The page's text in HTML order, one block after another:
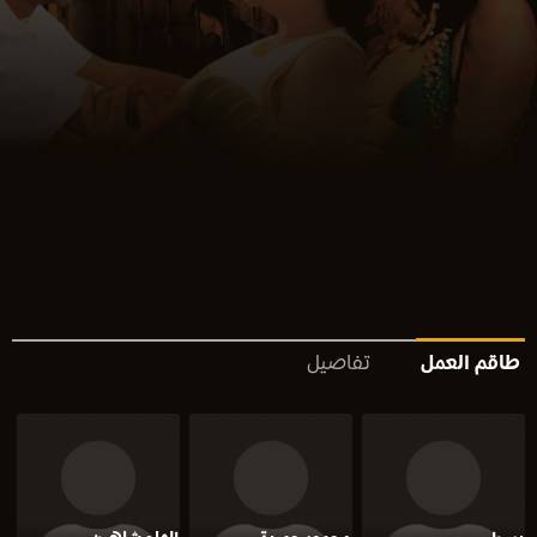
طاقم العمل تفاصيل